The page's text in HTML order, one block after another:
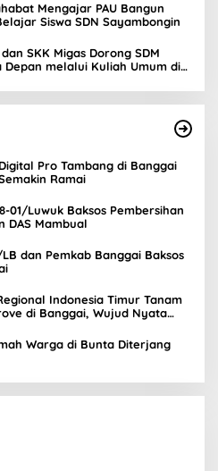
Mengajar PAU Bangun
Siswa SDN Sayambongin
SKK Migas Dorong SDM
Depan melalui Kuliah Umum di
Pro Tambang di Banggai
Ramai
01/Luwuk Baksos Pembersihan
DAS Mambual
dan Pemkab Banggai Baksos
Indonesia Timur Tanam
di Banggai, Wujud Nyata
Warga di Bunta Diterjang